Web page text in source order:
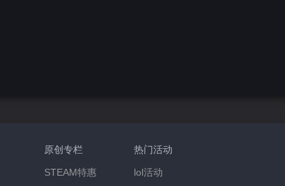
原创专栏
STEAM特惠
热门活动
lol活动